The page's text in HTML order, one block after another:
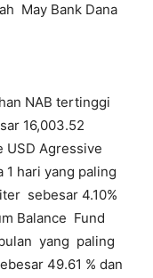
May Bank Dana
NAB tertinggi
16,003.52
USD Agressive
hari yang paling
sebesar 4.10%
Balance Fund
yang paling
49.61 % dan